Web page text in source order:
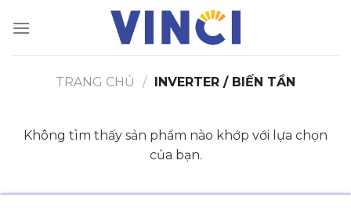
qua
TRANG CHỦ
/ INVERTER / BIẾN TẦN
Không tìm thấy sản phẩm nào khớp với lựa chọn
của bạn.